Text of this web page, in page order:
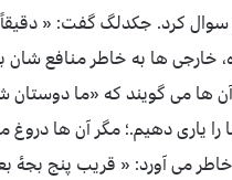
کرد. جکدلگ گفت: «
خارجی ها به خاطر منافع شان
ها می گویند که «ما دوستان
یاری دهیم.؛ مگر آن ها دروغ
خاطر می آورد: « قریب پنج بجۀ